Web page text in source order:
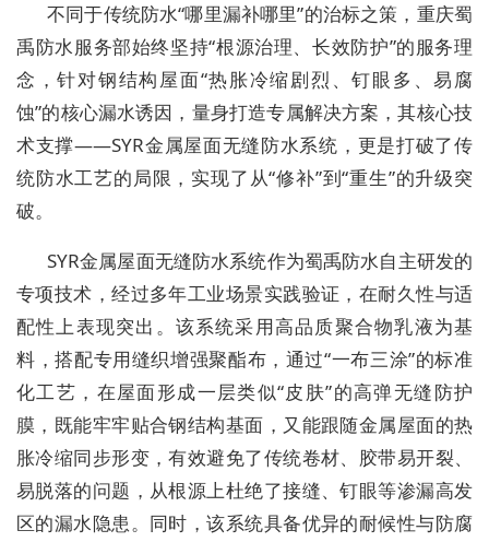
不同于传统防水“哪里漏补哪里”的治标之策，重庆蜀
禹防水服务部始终坚持“根源治理、长效防护”的服务理
念，针对钢结构屋面“热胀冷缩剧烈、钉眼多、易腐
蚀”的核心漏水诱因，量身打造专属解决方案，其核心技
术支撑——SYR金属屋面无缝防水系统，更是打破了传
统防水工艺的局限，实现了从“修补”到“重生”的升级突
破。
SYR金属屋面无缝防水系统作为蜀禹防水自主研发的
专项技术，经过多年工业场景实践验证，在耐久性与适
配性上表现突出。该系统采用高品质聚合物乳液为基
料，搭配专用缝织增强聚酯布，通过“一布三涂”的标准
化工艺，在屋面形成一层类似“皮肤”的高弹无缝防护
膜，既能牢牢贴合钢结构基面，又能跟随金属屋面的热
胀冷缩同步形变，有效避免了传统卷材、胶带易开裂、
易脱落的问题，从根源上杜绝了接缝、钉眼等渗漏高发
区的漏水隐患。同时，该系统具备优异的耐候性与防腐